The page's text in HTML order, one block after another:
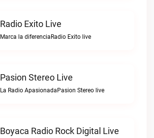
Radio Exito Live
Marca la diferenciaRadio Exito live
Pasion Stereo Live
La Radio ApasionadaPasion Stereo live
Boyaca Radio Rock Digital Live